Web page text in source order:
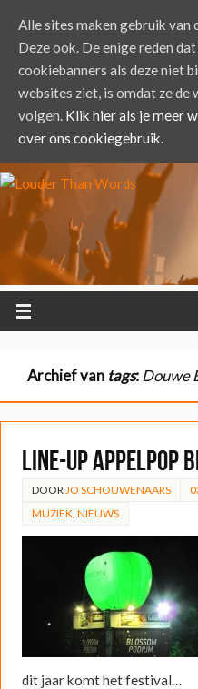
Archief van tags:Douwe
Line-up Appelpop
DOOR JO SCHOUWENAARS
MUZIEK NIEUWS
dit jaar komt het festival…
Alle sites maken gebruik van
Deze ook. De enige reden
cookiebanners als deze niet
websites ziet, is omdat ze de
volgen. Klik hier als je meer
over ons cookiegebruik.